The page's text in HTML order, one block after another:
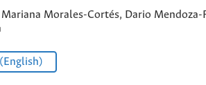
Morales-Cortés, Dario Mendoza-